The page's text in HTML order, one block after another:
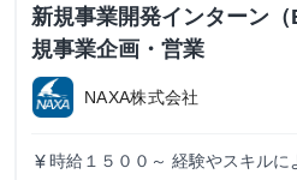
新規事業開発インターン
規事業企画・営業
NAXA株式会社
currency_yen 時給１５００～ 経験やスキルに